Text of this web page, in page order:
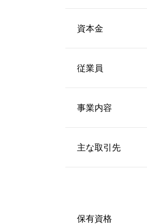
資本金
従業員
事業内容
主な取引先
保有資格